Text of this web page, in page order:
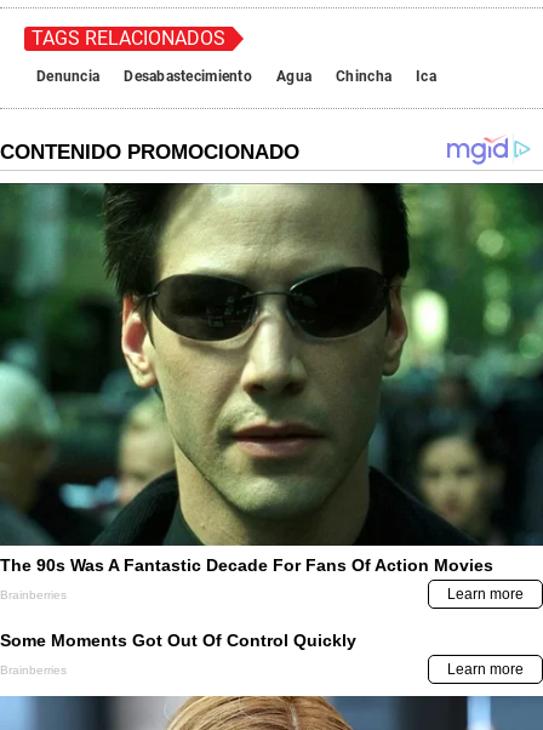
TAGS RELACIONADOS
Denuncia Desabastecimiento Agua Chincha Ica